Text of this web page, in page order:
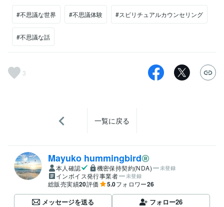
#不思議な世界 #不思議体験 #スピリチュアルカウンセリング
#不思議な話
3
一覧に戻る
Mayuko hummingbird
本人確認 機密保持契約(NDA) 未登録
インボイス発行事業者 未登録
総販売実績20評価 5.0フォロワー26
メッセージを送る フォロー26